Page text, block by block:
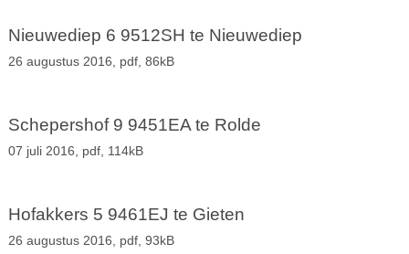
Nieuwediep 6 9512SH te Nieuwediep
26 augustus 2016, pdf, 86kB
Schepershof 9 9451EA te Rolde
07 juli 2016, pdf, 114kB
Hofakkers 5 9461EJ te Gieten
26 augustus 2016, pdf, 93kB